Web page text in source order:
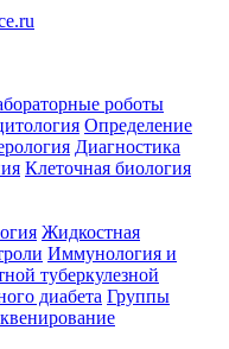
роботы
Определение
Диагностика
Клеточная биология
Жидкостная
Иммунология и
туберкулезной
диабета Группы